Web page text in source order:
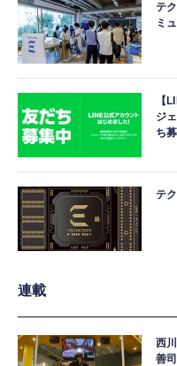
テ
ミ
【
ジ
ち
テ
連載
西
善司